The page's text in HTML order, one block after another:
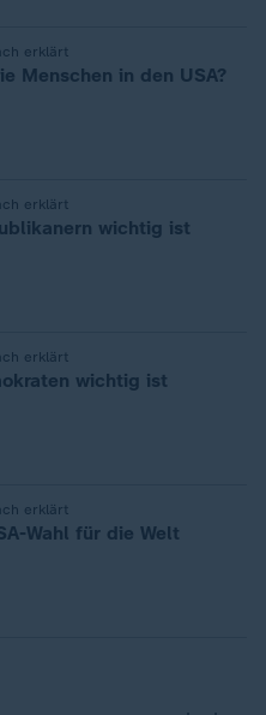
erklärt
Menschen in den USA?
erklärt
wichtig ist
erklärt
wichtig ist
erklärt
Wahl für die Welt